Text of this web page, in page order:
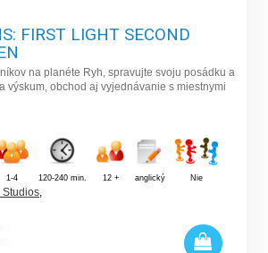
hráčov, aby využili autoritu svojej
politiky a spoločenských aktivít.
jednou alebo viacerými kockami, aby ste
o ktoré sa môžete posunúť dopredu na
môžu ukrývať aj rôzne úlohy: ťaháte karty,
autá či kone, získate odmenu
sa na koniec hracej plochy.
FIRST LIGHT SECOND
na planéte Ryh, spravujte svoju posádku a
výskum, obchod aj vyjednávanie s miestnymi
1-4 120-240 min. 12 + anglický Nie
Studios,